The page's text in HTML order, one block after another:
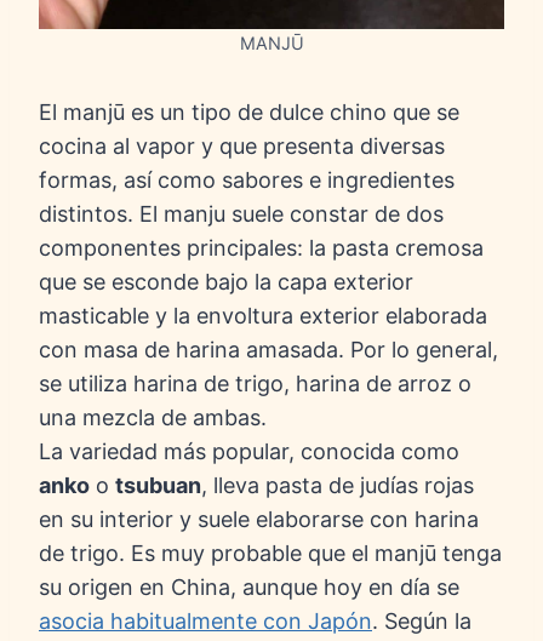
MANJŪ
El manjū es un tipo de dulce chino que se
cocina al vapor y que presenta diversas
formas, así como sabores e ingredientes
distintos. El manju suele constar de dos
componentes principales: la pasta cremosa
que se esconde bajo la capa exterior
masticable y la envoltura exterior elaborada
con masa de harina amasada. Por lo general,
se utiliza harina de trigo, harina de arroz o
una mezcla de ambas.
La variedad más popular, conocida como
anko o tsubuan, lleva pasta de judías rojas
en su interior y suele elaborarse con harina
de trigo. Es muy probable que el manjū tenga
su origen en China, aunque hoy en día se
asocia habitualmente con Japón. Según la